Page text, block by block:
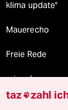
klima update°
Mauerecho
Freie Rede
reingehen
taz zahl